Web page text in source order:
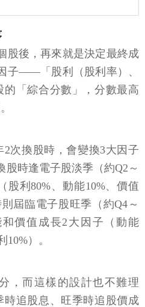
股後，再來就是決定最終成
子——「股利（股利率）、
「綜合分數」，分數最高
次換股時，會變換3大因子
股時逢電子股淡季（約Q2～
股利80%、動能10%、價值
屆臨電子股旺季（約Q4～
價值成長2大因子（動能
10%）。
，而這樣的設計也不難理
追股息、旺季時追股價成